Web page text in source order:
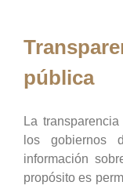
pública
La
los gobiernos
información
propósito es